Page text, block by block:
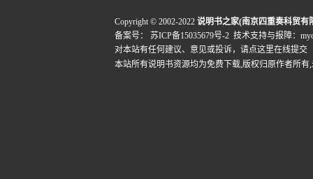
Copyright © 2002-2022 说明书之家(南京四重奏科贸有
备案号：
苏ICP备15035679号-2 技术支持与报障：
对本站有任何建议、意见或投诉， 请点这里在线提交
本站所有说明书资源均为免费下载,版权归原作者所